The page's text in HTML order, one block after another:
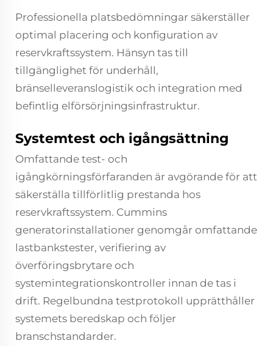
Professionella platsbedömningar säkerställer
optimal placering och konfiguration av
reservkraftssystem. Hänsyn tas till
tillgänglighet för underhåll,
bränselleveranslogistik och integration med
befintlig elförsörjningsinfrastruktur.
Systemtest och igångsättning
Omfattande test- och
igångkörningsförfaranden är avgörande för att
säkerställa tillförlitlig prestanda hos
reservkraftssystem. Cummins
generatorinstallationer genomgår omfattande
lastbankstester, verifiering av
överföringsbrytare och
systemintegrationskontroller innan de tas i
drift. Regelbundna testprotokoll upprätthåller
systemets beredskap och följer
branschstandarder.